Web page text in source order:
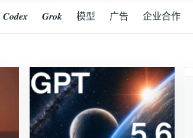
𝑪𝒐𝒅𝒆𝒙 𝑮𝒓𝒐𝒌 模型 广告 企业合作